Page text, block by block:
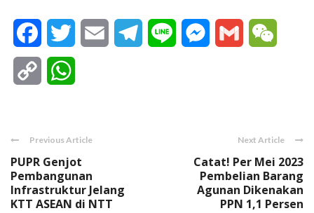
FacebookTwitter Email Telegram
Line Messenger
Gmail
Copy
Previous Article
PUPR Genjot
Pembangunan
Infrastruktur Jelang
KTT ASEAN di NTT
Next Article
Catat! Per Mei 2023
Pembelian Barang
Agunan Dikenakan
PPN 1,1 Persen